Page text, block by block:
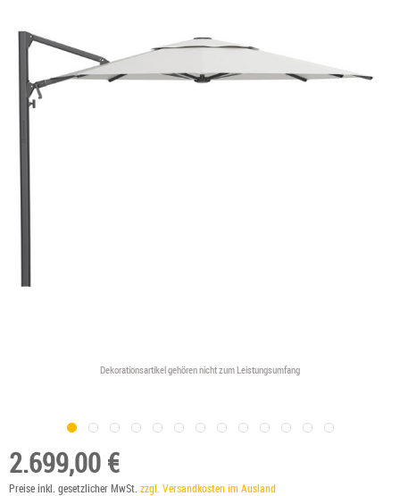
Dekorationsartikel gehören nicht zum Leistungsumfang
2.699,00 €
Preise inkl. gesetzlicher MwSt. zzgl. Versandkosten im Ausland